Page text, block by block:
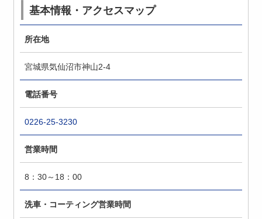
基本情報・アクセスマップ
所在地
宮城県気仙沼市神山2-4
電話番号
0226-25-3230
営業時間
8：30～18：00
洗車・コーティング営業時間